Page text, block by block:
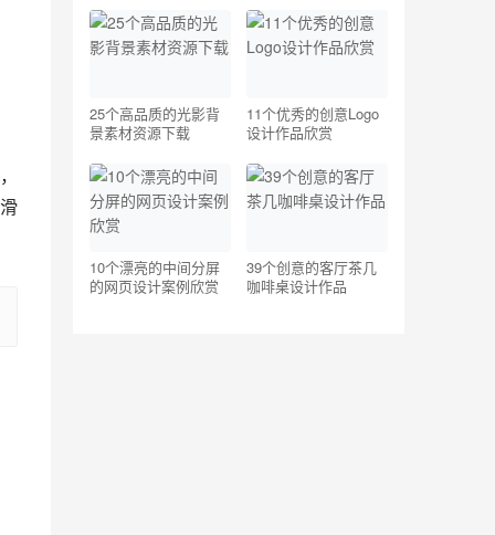
25个高品质的光影背
景素材资源下载
11个优秀的创意Logo
设计作品欣赏
10个漂亮的中间分屏
的网页设计案例欣赏
39个创意的客厅茶几
咖啡桌设计作品